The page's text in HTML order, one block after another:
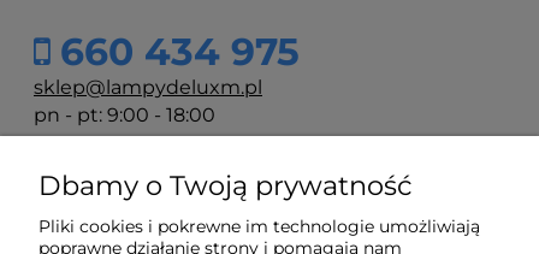
660 434 975
sklep@lampydeluxm.pl
pn - pt: 9:00 - 18:00
Moje konto
Dbamy o Twoją prywatność
Pliki cookies i pokrewne im technologie umożliwiają
poprawne działanie strony i pomagają nam